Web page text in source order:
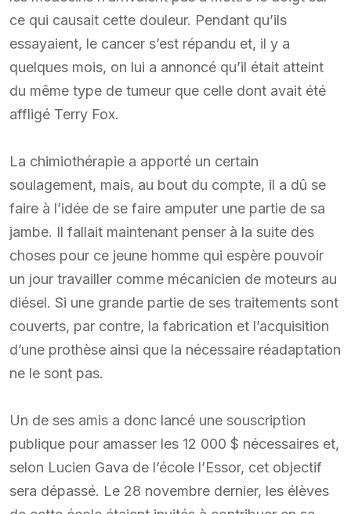
ce qui causait cette douleur. Pendant qu’ils
essayaient, le cancer s’est répandu et, il y a
quelques mois, on lui a annoncé qu’il était atteint
du même type de tumeur que celle dont avait été
affligé Terry Fox.
La chimiothérapie a apporté un certain
soulagement, mais, au bout du compte, il a dû se
faire à l’idée de se faire amputer une partie de sa
jambe. Il fallait maintenant penser à la suite des
choses pour ce jeune homme qui espère pouvoir
un jour travailler comme mécanicien de moteurs au
diésel. Si une grande partie de ses traitements sont
couverts, par contre, la fabrication et l’acquisition
d’une prothèse ainsi que la nécessaire réadaptation
ne le sont pas.
Un de ses amis a donc lancé une souscription
publique pour amasser les 12 000 $ nécessaires et,
selon Lucien Gava de l’école l’Essor, cet objectif
sera dépassé. Le 28 novembre dernier, les élèves